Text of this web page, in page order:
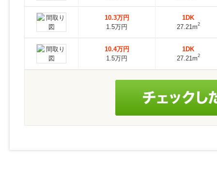
10.3万円
1.5万円
1DK
27.21m2
10.4万円
1.5万円
1DK
27.21m2